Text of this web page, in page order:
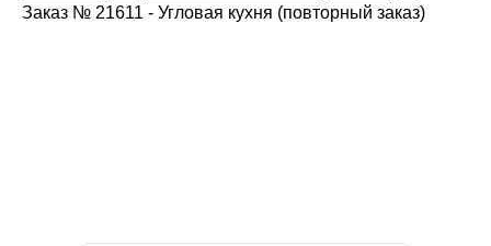
Заказ № 21611 - Угловая кухня (повторный заказ)